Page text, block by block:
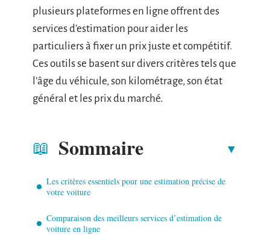
plusieurs plateformes en ligne offrent des
services d’estimation pour aider les
particuliers à fixer un prix juste et compétitif.
Ces outils se basent sur divers critères tels que
l’âge du véhicule, son kilométrage, son état
général et les prix du marché.
Sommaire
Les critères essentiels pour une estimation précise de
votre voiture
Comparaison des meilleurs services d’estimation de
voiture en ligne